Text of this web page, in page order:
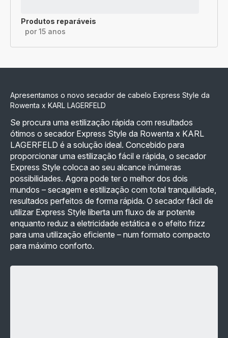
Produtos reparáveis
por 15 anos
Apresentamos o novo secador de cabelo Express Style da
Rowenta x KARL LAGERFELD
Se procura uma estilização rápida com resultados
ótimos o secador Express Style da Rowenta x KARL
LAGERFELD é a solução ideal. Concebido para
proporcionar uma estilização fácil e rápida, o secador
Express Style coloca ao seu alcance inúmeras
possibilidades. Agora pode ter o melhor dos dois
mundos – secagem e estilização com total tranquilidade,
resultados perfeitos de forma rápida. O secador fácil de
utilizar Express Style liberta um fluxo de ar potente
enquanto reduz a eletricidade estática e o efeito frizz
para uma utilização eficiente – num formato compacto
para máximo conforto.